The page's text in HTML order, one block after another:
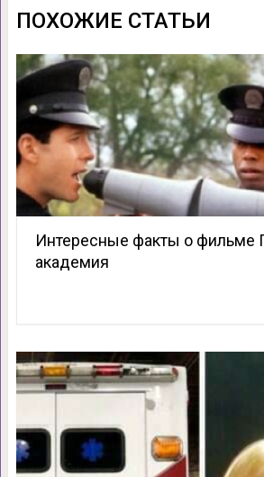
ПОХОЖИЕ СТАТЬИ
Интересные факты о фильме
академия